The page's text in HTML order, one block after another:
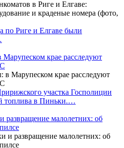
по Риге и Елгаве были
Марупеском крае расследуют
участка Госполиции
топлива в Пиньки.…
развращение малолетних: об